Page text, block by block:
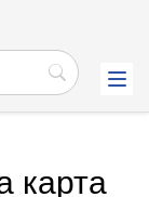
карта